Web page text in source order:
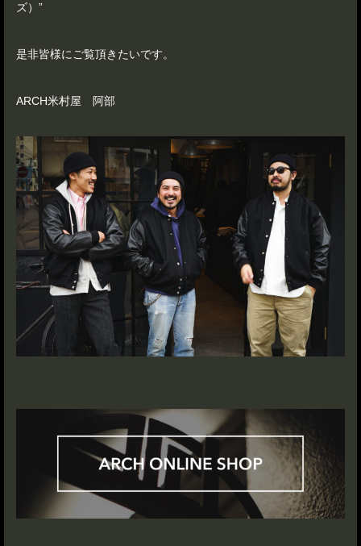
ズ）”
是非皆様にご覧頂きたいです。
ARCH米村屋 阿部